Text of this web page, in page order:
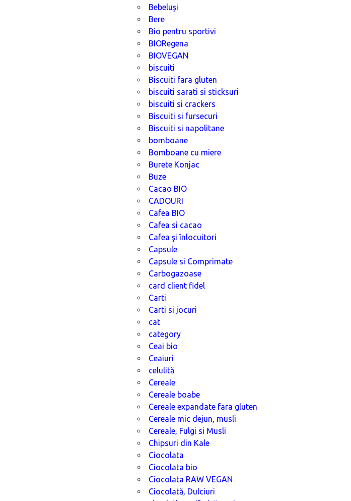
Bebeluși
Bere
Bio pentru sportivi
BIORegena
BIOVEGAN
biscuiti
Biscuiti fara gluten
biscuiti sarati si sticksuri
biscuiti si crackers
Biscuiti si fursecuri
Biscuiti si napolitane
bomboane
Bomboane cu miere
Burete Konjac
Buze
Cacao BIO
CADOURI
Cafea BIO
Cafea si cacao
Cafea şi înlocuitori
Capsule
Capsule si Comprimate
Carbogazoase
card client fidel
Carti
Carti si jocuri
cat
category
Ceai bio
Ceaiuri
celulită
Cereale
Cereale boabe
Cereale expandate fara gluten
Cereale mic dejun, musli
Cereale, Fulgi si Musli
Chipsuri din Kale
Ciocolata
Ciocolata bio
Ciocolata RAW VEGAN
Ciocolată, Dulciuri